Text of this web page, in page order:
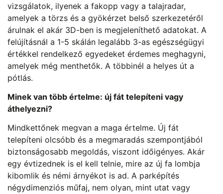
vizsgálatok, ilyenek a fakopp vagy a talajradar,
amelyek a törzs és a gyökérzet belső szerkezetéről
árulnak el akár 3D-ben is megjeleníthető adatokat. A
felújításnál a 1-5 skálán legalább 3-as egészségügyi
értékkel rendelkező egyedeket érdemes meghagyni,
amelyek még menthetők. A többinél a helyes út a
pótlás.
Minek van több értelme: új fát telepíteni vagy
áthelyezni?
Mindkettőnek megvan a maga értelme. Új fát
telepíteni olcsóbb és a megmaradás szempontjából
biztonságosabb megoldás, viszont időigényes. Akár
egy évtizednek is el kell telnie, mire az új fa lombja
kibomlik és némi árnyékot is ad. A parképítés
négydimenziós műfaj, nem olyan, mint utat vagy